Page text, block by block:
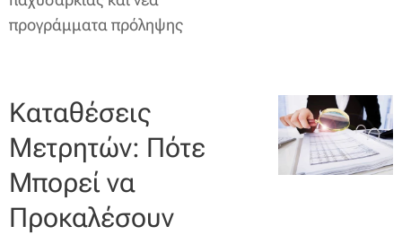
προγράμματα πρόληψης
Καταθέσεις
Μετρητών: Πότε
Μπορεί να
Προκαλέσουν